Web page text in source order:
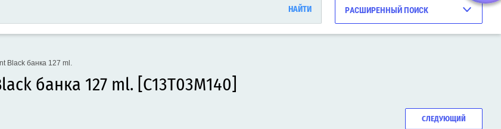
РАСШИРЕННЫЙ ПОИСК
Black банка 127 ml.
банка 127 ml. [C13T03M140]
СЛЕДУЮЩИЙ